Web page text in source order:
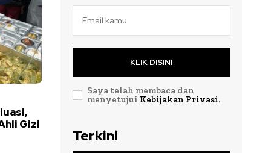
Gizi
KLIK DISINI
Saya telah membaca dan
menyetujui Kebijakan Privasi.
Terkini